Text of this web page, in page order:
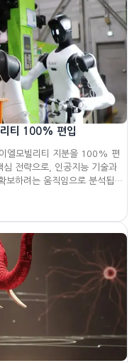
티 100% 편입
엘모빌리티 지분을 100% 편
전략으로, 인공지능 기술과
보하려는 움직임으로 분석됩니